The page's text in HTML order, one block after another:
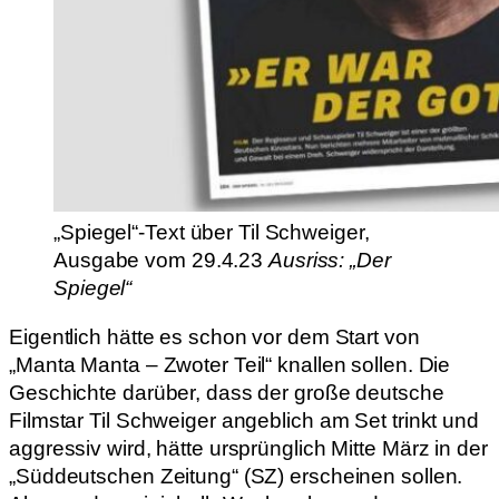
„Spiegel“-Text über Til Schweiger,
Ausgabe vom 29.4.23Ausriss: „Der
Spiegel“
Eigentlich hätte es schon vor dem Start von
„Manta Manta – Zwoter Teil“ knallen sollen. Die
Geschichte darüber, dass der große deutsche
Filmstar Til Schweiger angeblich am Set trinkt und
aggressiv wird, hätte ursprünglich Mitte März in der
„Süddeutschen Zeitung“ (SZ) erscheinen sollen.